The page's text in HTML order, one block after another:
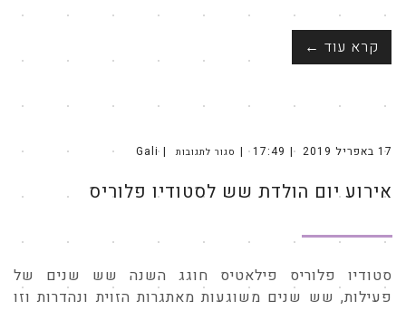
קרא עוד ←
17 באפריל 2019 17:49 סגור לתגובות
הולדת
שש
Gali
אירוע יום הולדת שש לסטודיו פלוריס
סטודיו פלוריס פילאטיס חוגג השנה שש שנים של
פעילות, שש שנים משוגעות מאתגרות הזוית ונהדרות וזו